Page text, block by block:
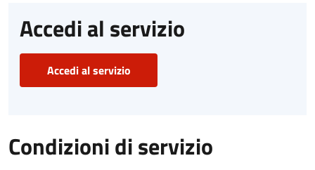
Accedi al servizio
Accedi al servizio
Condizioni di servizio